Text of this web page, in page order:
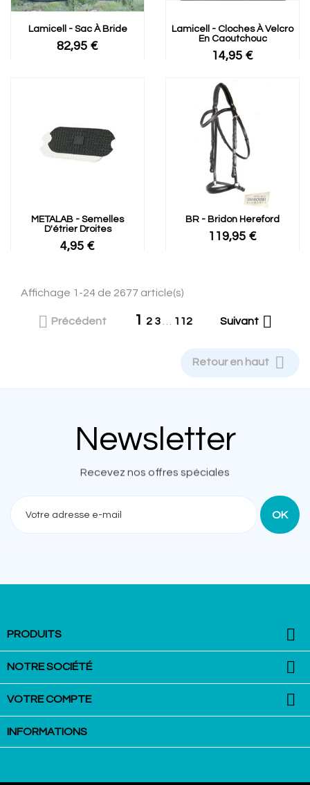
Lamicell - Sac À Bride
82,95 €
Lamicell - Cloches À Velcro
En Caoutchouc
14,95 €
METALAB - Semelles
D'étrier Droites
4,95 €
BR - Bridon Hereford
119,95 €
Affichage 1-24 de 2677 article(s)
 Précédent 1 2 3 112 Suivant 
Retour en haut 
Newsletter
Recevez nos offres spéciales
PRODUITS 
NOTRE SOCIÉTÉ 
VOTRE COMPTE 
INFORMATIONS